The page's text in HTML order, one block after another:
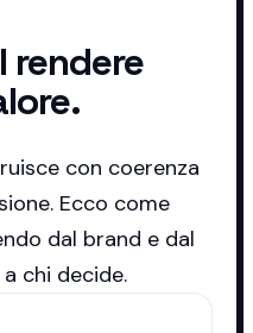
rendere
con coerenza
Ecco come
dal brand e dal
chi decide.